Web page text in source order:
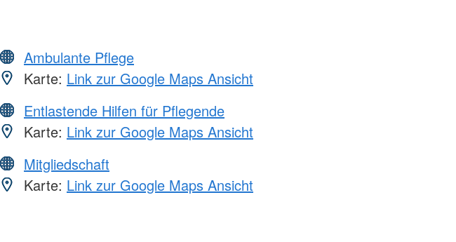
Ambulante Pflege
Karte: Link zur Google Maps Ansicht
Entlastende Hilfen für Pflegende
Karte: Link zur Google Maps Ansicht
Mitgliedschaft
Karte: Link zur Google Maps Ansicht